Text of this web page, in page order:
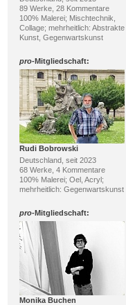
89 Werke, 28 Kommentare
100% Malerei; Mischtechnik,
Collage; mehrheitlich: Abstrakte
Kunst, Gegenwartskunst
pro-Mitgliedschaft:
Rudi Bobrowski
Deutschland, seit 2023
68 Werke, 4 Kommentare
100% Malerei; Oel, Acryl;
mehrheitlich: Gegenwartskunst
pro-Mitgliedschaft:
Monika Buchen